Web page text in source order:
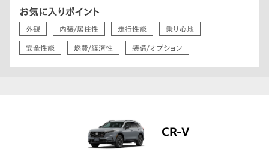
お気に入りポイント
外観 内装/居住性 走行性能 乗り心地
安全性能 燃費/経済性 装備/オプション
CR-V